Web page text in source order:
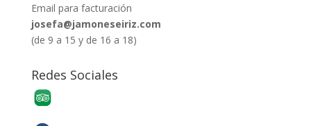
Email para facturación
josefa@jamoneseiriz.com
(de 9 a 15 y de 16 a 18)
Redes Sociales